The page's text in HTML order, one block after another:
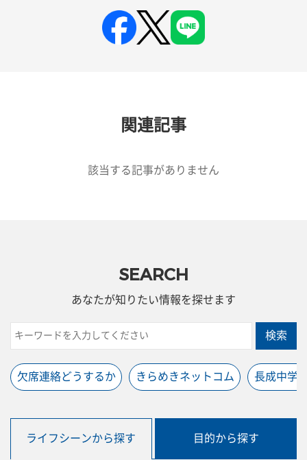
関連記事
該当する記事がありません
SEARCH
あなたが知りたい情報を探せます
検索
欠席連絡どうするか きらめきネットコム 長成中学
ライフシーンから探す 目的から探す